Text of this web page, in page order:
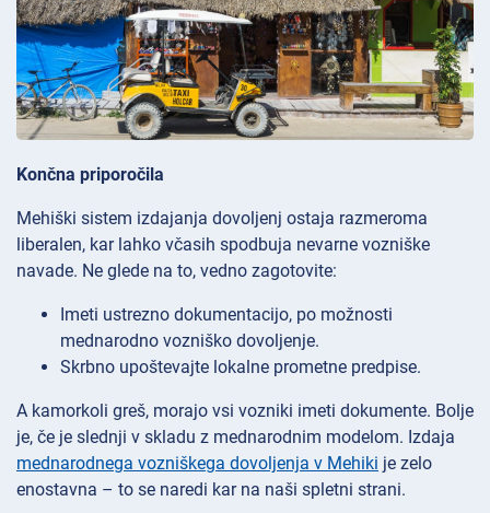
Končna priporočila
Mehiški sistem izdajanja dovoljenj ostaja razmeroma
liberalen, kar lahko včasih spodbuja nevarne vozniške
navade. Ne glede na to, vedno zagotovite:
Imeti ustrezno dokumentacijo, po možnosti
mednarodno vozniško dovoljenje.
Skrbno upoštevajte lokalne prometne predpise.
A kamorkoli greš, morajo vsi vozniki imeti dokumente. Bolje
je, če je slednji v skladu z mednarodnim modelom. Izdaja
mednarodnega vozniškega dovoljenja v Mehiki je zelo
enostavna – to se naredi kar na naši spletni strani.